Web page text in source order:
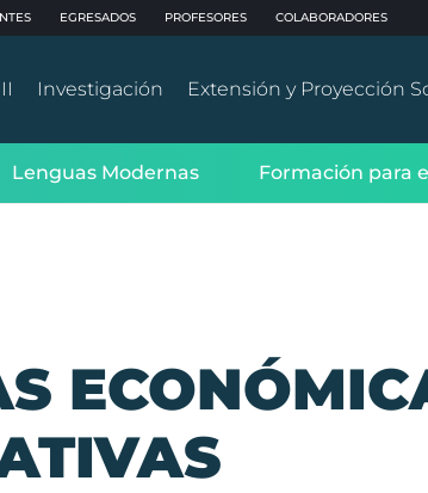
EGRESADOS PROFESORES COLABORADORES
Investigación Extensión y Proyección
Lenguas Modernas Formación para